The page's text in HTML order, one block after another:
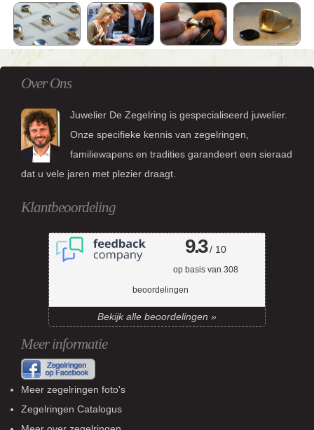
Over Ons
Juwelier De Zegelring is gespecialiseerd juwelier.
Onze specifieke kennis van zegelringen,
familiewapens en tradities garandeert een sieraad
dat u vele jaren met plezier draagt.
Klantbeoordeling
9.3/ 10
op basis van 308
beoordelingen
Bekijk alle beoordelingen »
Meer informatie
Meer zegelringen foto's
Zegelringen Catalogus